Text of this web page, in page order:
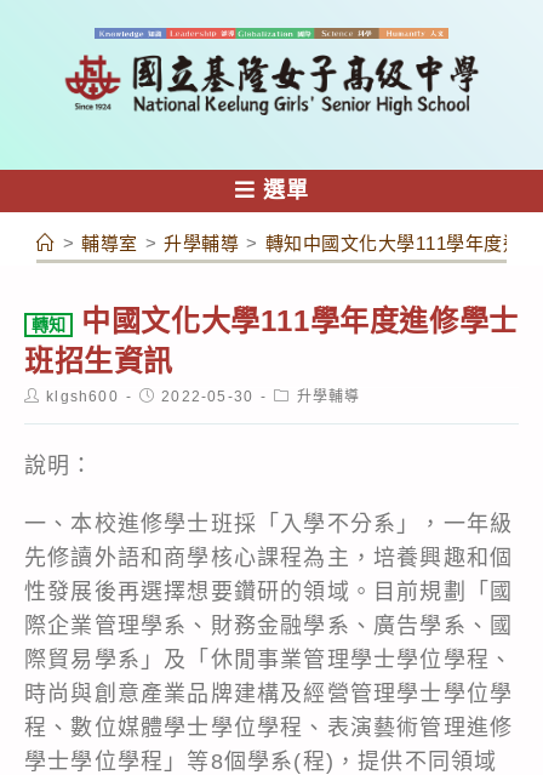
容
選單
> 輔導室 > 升學輔導 > 轉知中國文化大學111學年度進
轉知
中國文化大學111學年度進修學士
班招生資訊
Postklgsh600
Post2022-05-30
Post升學輔導
說明：
一、本校進修學士班採「入學不分系」，一年級
先修讀外語和商學核心課程為主，培養興趣和個
性發展後再選擇想要鑽研的領域。目前規劃「國
際企業管理學系、財務金融學系、廣告學系、國
際貿易學系」及「休閒事業管理學士學位學程、
時尚與創意產業品牌建構及經營管理學士學位學
程、數位媒體學士學位學程、表演藝術管理進修
學士學位學程」等8個學系(程)，提供不同領域